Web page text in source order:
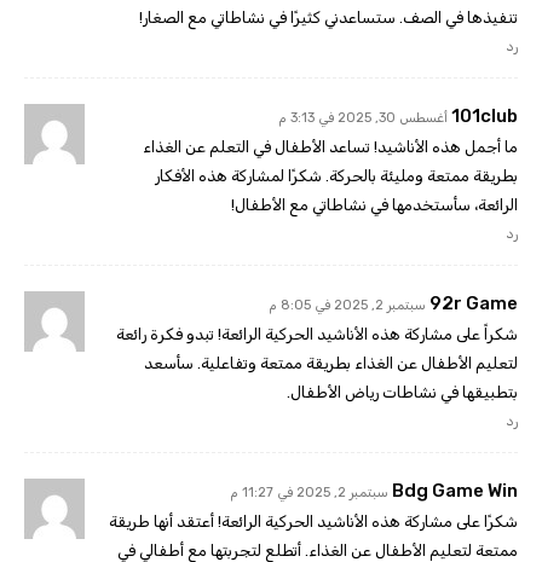
تنفيذها في الصف. ستساعدني كثيرًا في نشاطاتي مع الصغار!
رد
101club أغسطس 30, 2025 في 3:13 م
ما أجمل هذه الأناشيد! تساعد الأطفال في التعلم عن الغذاء
بطريقة ممتعة ومليئة بالحركة. شكرًا لمشاركة هذه الأفكار
الرائعة، سأستخدمها في نشاطاتي مع الأطفال!
رد
92r Game سبتمبر 2, 2025 في 8:05 م
شكراً على مشاركة هذه الأناشيد الحركية الرائعة! تبدو فكرة رائعة
لتعليم الأطفال عن الغذاء بطريقة ممتعة وتفاعلية. سأسعد
بتطبيقها في نشاطات رياض الأطفال.
رد
Bdg Game Win سبتمبر 2, 2025 في 11:27 م
شكرًا على مشاركة هذه الأناشيد الحركية الرائعة! أعتقد أنها طريقة
ممتعة لتعليم الأطفال عن الغذاء. أتطلع لتجربتها مع أطفالي في